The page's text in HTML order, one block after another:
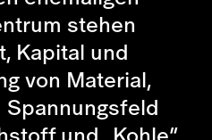
stehen
Kapital und
von Material,